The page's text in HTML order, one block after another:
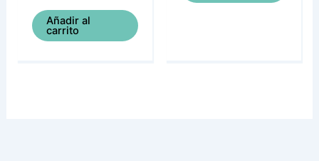
Añadir al
carrito